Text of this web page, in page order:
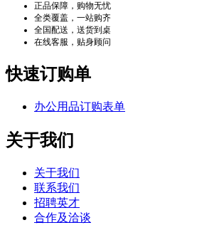
正品保障，购物无忧
全类覆盖，一站购齐
全国配送，送货到桌
在线客服，贴身顾问
快速订购单
办公用品订购表单
关于我们
关于我们
联系我们
招聘英才
合作及洽谈